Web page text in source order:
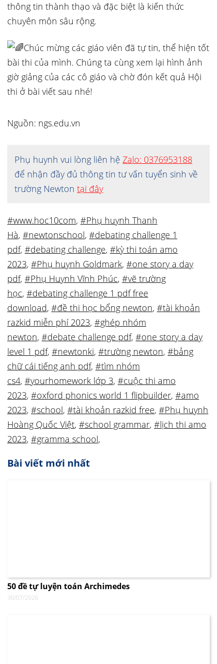
thông tin thành thạo và đặc biệt là kiến thức
chuyên môn sâu rộng.
Chúc mừng các giáo viên đã tự tin, thể hiện tốt
bài thi của mình. Chúng ta cùng xem lại hình ảnh
giờ giảng của các cô giáo và chờ đón kết quả Hội
thi ở bài viết sau nhé!
Nguồn: ngs.edu.vn
Phụ huynh vui lòng liên hệ Zalo: 0376953188
để nhận đầy đủ thông tin tư vấn tuyển sinh về
trường Newton tại đây
#www.hoc10com, #Phụ huynh Thanh
Hà, #newtonschool, #debating challenge 1
pdf, #debating challenge, #kỳ thi toán amo
2023, #Phụ huynh Goldmark, #one story a day
pdf, #Phụ Huynh Vĩnh Phúc, #vẽ trường
học, #debating challenge 1 pdf free
download, #đề thi học bổng newton, #tài khoản
razkid miễn phí 2023, #ghép nhóm
newton, #debate challenge pdf, #one story a day
level 1 pdf, #newtonki, #trường newton, #bảng
chữ cái tiếng anh pdf, #tìm nhóm
cs4, #yourhomework lớp 3, #cuộc thi amo
2023, #oxford phonics world 1 flipbuilder, #amo
2023, #school, #tài khoản razkid free, #Phụ huynh
Hoàng Quốc Việt, #school grammar, #lịch thi amo
2023, #gramma school,
Bài viết mới nhất
50 đề tự luyện toán Archimedes
30/07/2026